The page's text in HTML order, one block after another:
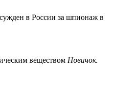
в России за шпионаж в
веществом Новичок.